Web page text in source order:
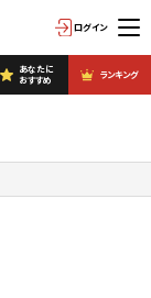
ログイン
あなたに
おすすめ
ランキング